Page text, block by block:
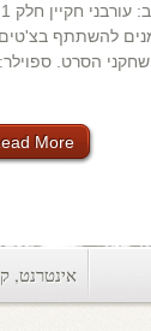
מעריצי משחקי הרעב: עורבני חקיין חלק 1
להשתתף בצ'טים
הסרט.
More
אינטרנט,